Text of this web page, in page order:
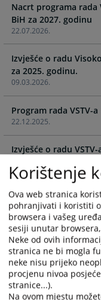
forward
to
interact
with
the
calendar
and
select
a
date.
Press
the
question
mark
key
to
get
the
keyboard
shortcuts
for
changing
dates.
22.07.2026.
Nacrt programa rada
BiH za 2027. godinu
09.03.2026.
Izvješće o radu
za 2025. godinu.
22.12.2025.
Program rada VSTV-
Izvješće o radu
18.12.2024.
Program rada VSTV-a
04.03.2024.
Izvješće o realizaciji
25.12.2023.
Program rada VSTV-
Korištenje
Ova web stranica
pohranjivati i koristiti
browsera i vašeg
sesiji unutar browsera,
Neke od ovih
stranica ne bi mogla
neke nisu prijeko
procjenu nivoa
stranice...).
Na ovom mjestu